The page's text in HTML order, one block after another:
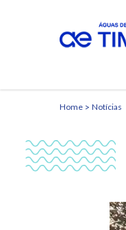
Home Notícias